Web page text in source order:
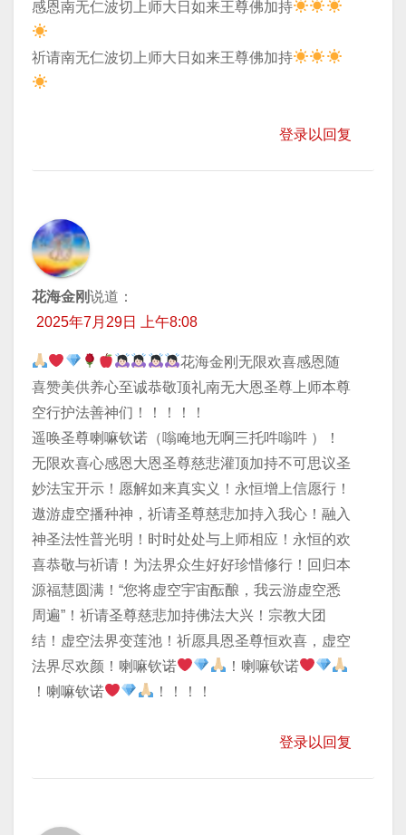
​感恩南无仁波切上师大日如来王尊佛加持
​祈请南无仁波切上师大日如来王尊佛加持
登录以回复
花海金刚说道：
2025年7月29日 上午8:08
花海金刚无限欢喜感恩随
喜赞美供养心至诚恭敬顶礼南无大恩圣尊上师本尊
空行护法善神们！！！！！
遥唤圣尊喇嘛钦诺（嗡唵地无啊三托吽嗡吽 ）！
无限欢喜心感恩大恩圣尊慈悲灌顶加持不可思议圣
妙法宝开示！愿解如来真实义！永恒增上信愿行！
遨游虚空播种神，祈请圣尊慈悲加持入我心！融入
神圣法性普光明！时时处处与上师相应！永恒的欢
喜恭敬与祈请！为法界众生好好珍惜修行！回归本
源福慧圆满！“您将虚空宇宙酝酿，我云游虚空悉
周遍”！祈请圣尊慈悲加持佛法大兴！宗教大团
结！虚空法界变莲池！祈愿具恩圣尊恒欢喜，虚空
法界尽欢颜！喇嘛钦诺
！喇嘛钦诺
！喇嘛钦诺
！！！！
登录以回复